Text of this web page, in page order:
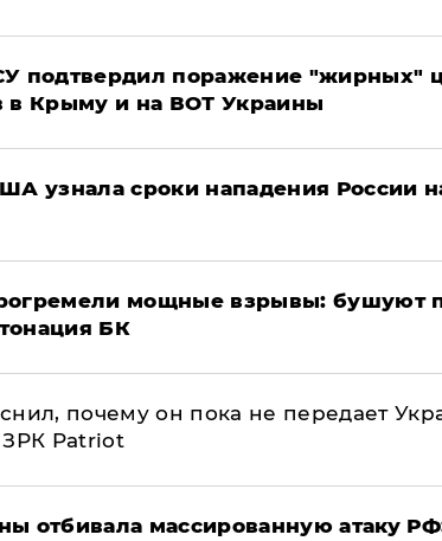
подтвердил поражение "жирных"
в Крыму и на ВОТ Украины
узнала сроки нападения России
мощные взрывы: бушуют
БК
почему он пока не передает
ЗРК Patriot
отбивала массированную атаку